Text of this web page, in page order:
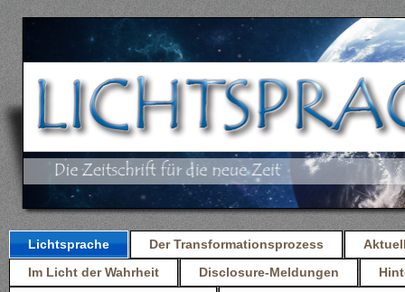
Lichtsprache Der Transformationsprozess
Im Licht der Wahrheit
Disclosure-Meldungen